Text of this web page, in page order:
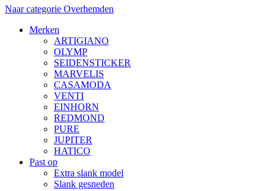
Naar categorie Overhemden
Merken
ARTIGIANO
OLYMP
SEIDENSTICKER
MARVELIS
CASAMODA
VENTI
EINHORN
REDMOND
PURE
JUPITER
HATICO
Past op
Extra slank model
Slank gesneden